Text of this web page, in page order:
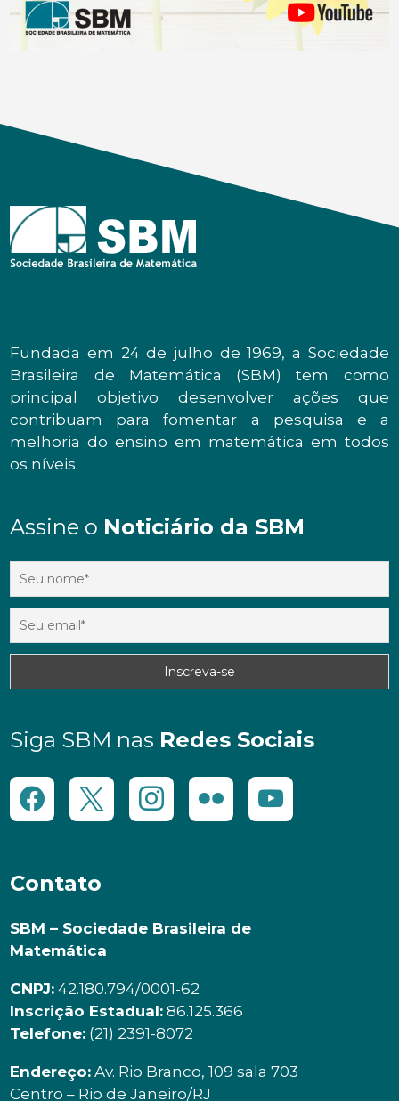
Fundada em 24 de julho de 1969, a Sociedade
Brasileira de Matemática (SBM) tem como
principal objetivo desenvolver ações que
contribuam para fomentar a pesquisa e a
melhoria do ensino em matemática em todos
os níveis.
Assine o Noticiário da SBM
Siga SBM nas Redes Sociais
Contato
SBM – Sociedade Brasileira de
Matemática
CNPJ: 42.180.794/0001-62
Inscrição Estadual: 86.125.366
Telefone: (21) 2391-8072
Endereço: Av. Rio Branco, 109 sala 703
Centro – Rio de Janeiro/RJ